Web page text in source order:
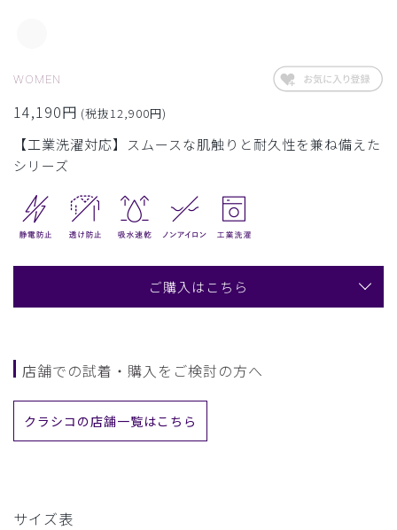
WOMEN
14,190円 (税抜12,900円)
【工業洗濯対応】スムースな肌触りと耐久性を兼ね備えた
シリーズ
ご購入はこちら
店舗での試着・購入をご検討の方へ
クラシコの店舗一覧はこちら
サイズ表